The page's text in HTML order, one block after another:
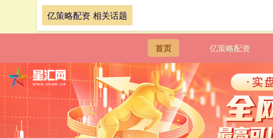
首页 亿策略配资
亿策略配资 相关话题